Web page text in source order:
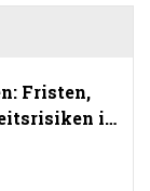
Fristen,
im